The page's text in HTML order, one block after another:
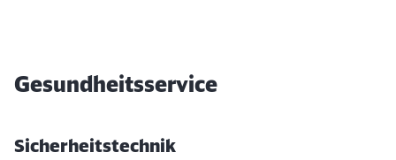
Gesundheitsservice
Sicherheitstechnik